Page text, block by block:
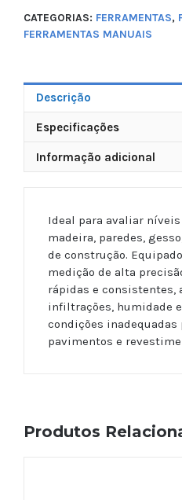
CATEGORIAS: FERRAMENTAS,
FERRAMENTAS MANUAIS
Descrição
Especificações
Informação adicional
Ideal para avaliar
madeira, paredes,
de construção.
medição de alta
rápidas e
infiltrações, humidade
condições inadequadas
pavimentos e
Produtos